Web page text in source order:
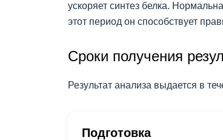
ускоряет синтез белка.
этот период он способствует
Сроки получения
Результат анализа выдается в
Подготовка